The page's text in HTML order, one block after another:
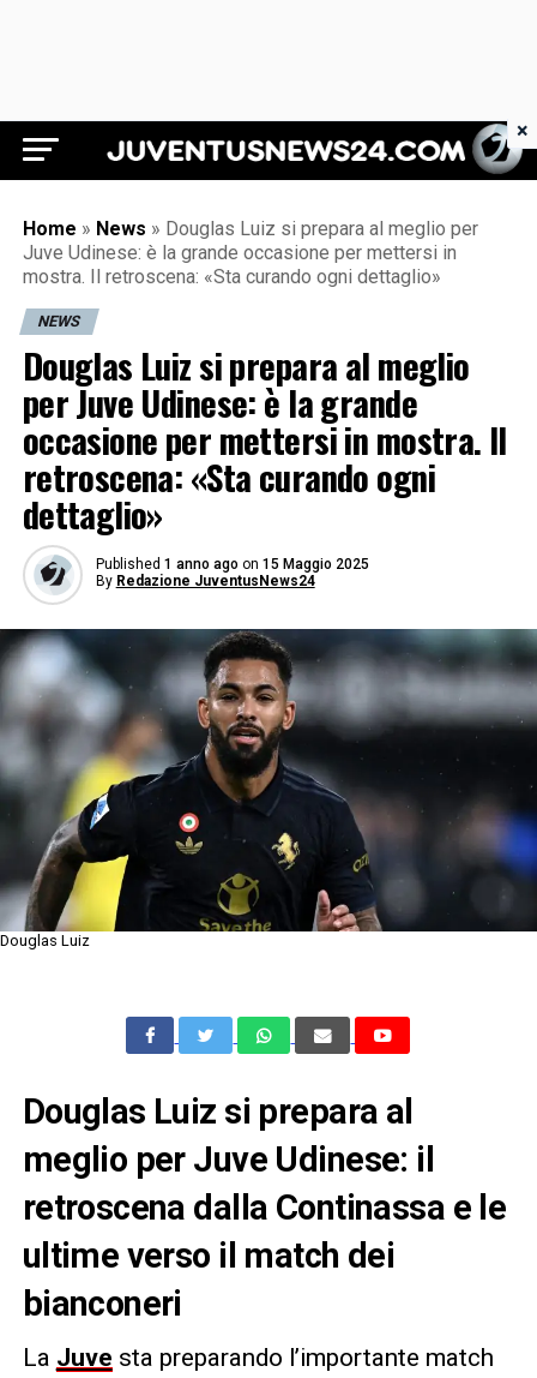
Juventus News 24
Home » News » Douglas Luiz si prepara al meglio per
Juve Udinese: è la grande occasione per mettersi in
mostra. Il retroscena: «Sta curando ogni dettaglio»
NEWS
Douglas Luiz si prepara al meglio
per Juve Udinese: è la grande
occasione per mettersi in mostra. Il
retroscena: «Sta curando ogni
dettaglio»
Published 1 anno ago on 15 Maggio 2025
By Redazione JuventusNews24
Douglas Luiz
Douglas Luiz si prepara al
meglio per Juve Udinese: il
retroscena dalla Continassa e le
ultime verso il match dei
bianconeri
La Juve sta preparando l’importante match
×